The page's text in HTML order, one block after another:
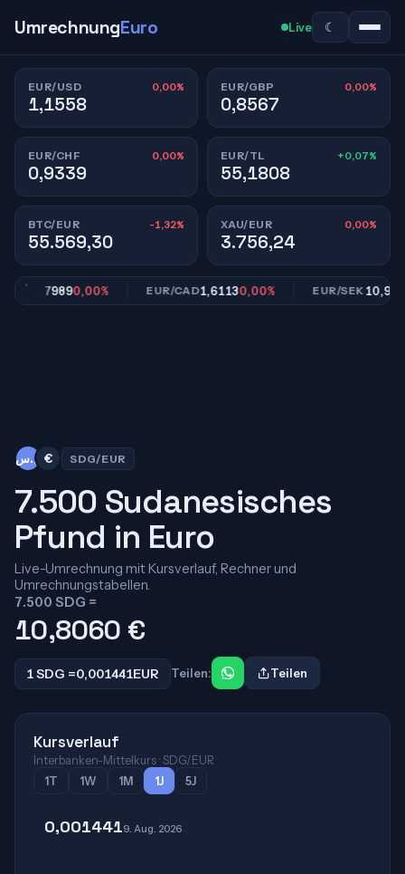
UmrechnungEuro Live ☾
EUR/USD 0,00%
1,1558
EUR/GBP 0,00%
0,8567
EUR/CHF 0,00%
0,9339
EUR/TL +0,07%
55,1808
BTC/EUR -1,32%
55.569,30
XAU/EUR 0,00%
3.756,24
7,79890,00% EUR/CAD1,61130,00% EUR/SEK10,9534
ج.س € SDG/EUR
7.500 Sudanesisches
Pfund in Euro
Live-Umrechnung mit Kursverlauf, Rechner und
Umrechnungstabellen.
7.500 SDG =
10,8060 €
1 SDG =0,001441EUR Teilen: Teilen
Kursverlauf
Interbanken-Mittelkurs · SDG/EUR
1T
1W 1M 1J 5J
0,0014419. Aug. 2026